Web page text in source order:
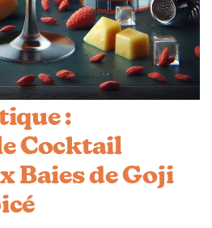
:
Cocktail
Baies de Goji